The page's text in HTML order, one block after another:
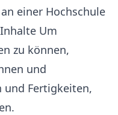
einer Hochschule
Um
zu können,
und
und Fertigkeiten,